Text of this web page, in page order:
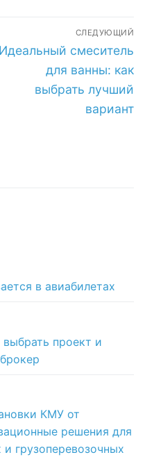
СЛЕДУЮЩИЙ
Следующая
Идеальный смеситель
для ванны: как
выбрать лучший
вариант
в авиабилетах
проект и
КМУ от
решения для
грузоперевозочных